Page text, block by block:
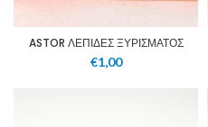
ASTOR ΛΕΠΙΔΕΣ ΞΥΡΙΣΜΑΤΟΣ
€1,00